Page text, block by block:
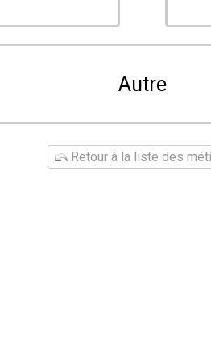
Autre
Retour à la liste des